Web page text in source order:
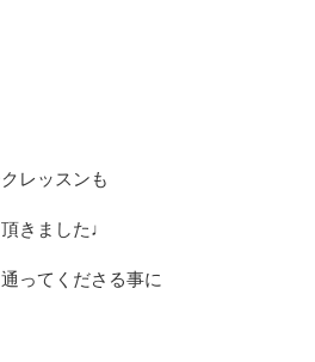
レッスンも
きました♩
ってくださる事に